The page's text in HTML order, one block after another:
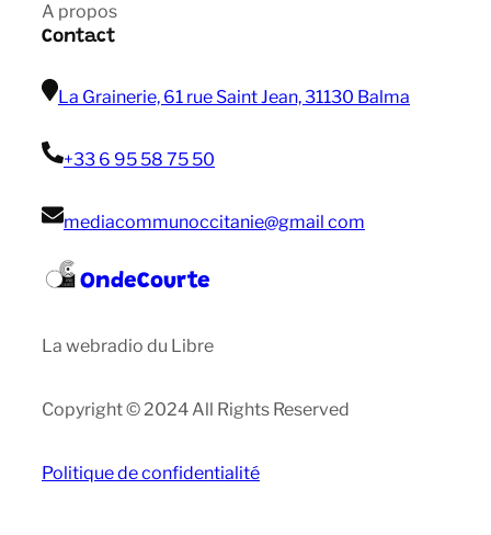
A propos
Contact
La Grainerie, 61 rue Saint Jean, 31130 Balma
+33 6 95 58 75 50
mediacommunoccitanie@gmail com
OndeCourte
La webradio du Libre
Copyright © 2024 All Rights Reserved
Politique de confidentialité